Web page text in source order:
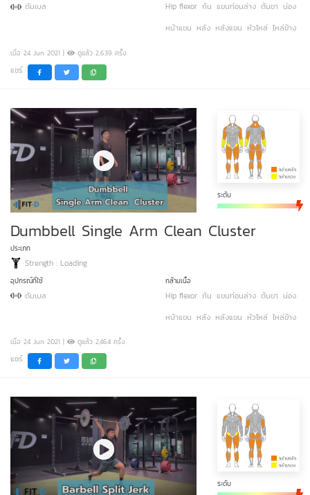
ดัมเบล Hip flexor ก้น แขนท่อนล่าง ต้นขา น่อง
หน้าแขน หลัง หลังแขน หัวไหล่ ไหล่ข้าง
เมื่อ 24 Jun 2021 | ดูแล้ว 2,639 ครั้ง
แชร์
ระดับ
Dumbbell Single Arm Clean Cluster
ประเภท
Strength : Loading
อุปกรณ์ที่ใช้
ดัมเบล
กล้ามเนื้อ
Hip flexor ก้น แขนท่อนล่าง ต้นขา น่อง
หน้าแขน หลัง หลังแขน หัวไหล่ ไหล่ข้าง
เมื่อ 24 Jun 2021 | ดูแล้ว 2,464 ครั้ง
แชร์
ระดับ